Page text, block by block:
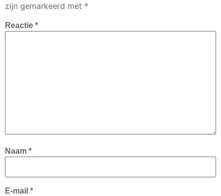
zijn gemarkeerd met *
Reactie *
Naam *
E-mail *